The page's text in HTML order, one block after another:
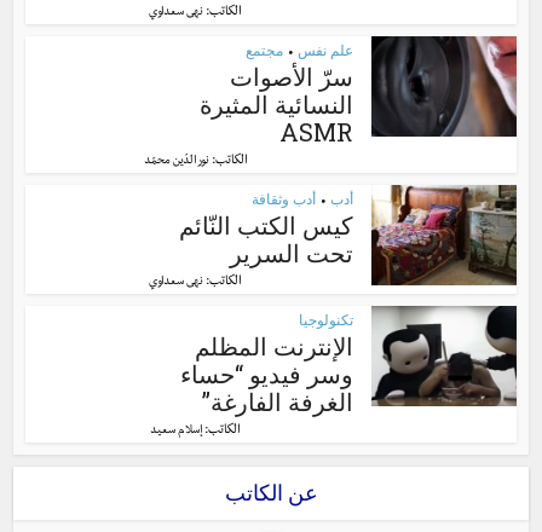
الكاتب: نهى سعداوي
علم نفس • مجتمع
سرّ الأصوات
النسائية المثيرة
ASMR
الكاتب:نور الدّين محمّد
أدب • أدب وثقافة
كيس الكتب النّائم
تحت السرير
الكاتب: نهى سعداوي
تكنولوجيا
الإنترنت المظلم
وسر فيديو “حساء
الغرفة الفارغة”
الكاتب: إسلام سعيد
عن الكاتب